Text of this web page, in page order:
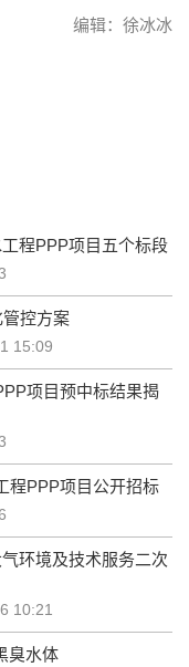
编辑：徐冰冰
程PPP项目五个标段
控方案
15:09
项目预中标结果揭
程PPP项目公开招标
环境及技术服务二次
10:21
臭水体